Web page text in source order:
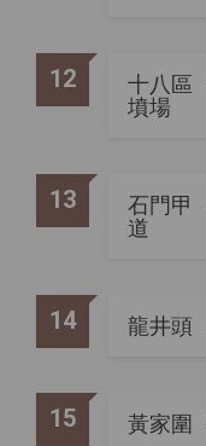
12
十八區
墳場
13
石門甲
道
14 龍井頭
15 黃家圍